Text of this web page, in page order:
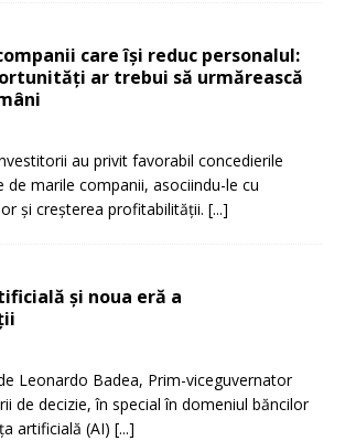
care își reduc personalul:
ar trebui să urmărească
au privit favorabil concedierile
de marile companii, asociindu-le cu
și creșterea profitabilității. [...]
și noua eră a
Leonardo Badea, Prim-viceguvernator
de decizie, în special în domeniul băncilor
artificială (AI) [...]